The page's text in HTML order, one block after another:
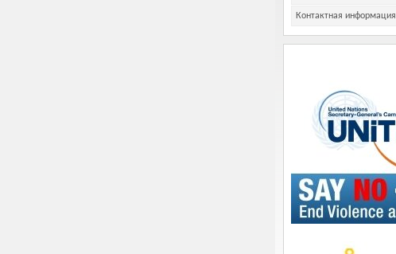
Контактная информация